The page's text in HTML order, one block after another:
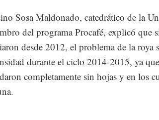
Sosa Maldonado, catedrático de la
del programa Procafé, explicó que
desde 2012, el problema de la roya
durante el ciclo 2014-2015, ya
completamente sin hojas y en los